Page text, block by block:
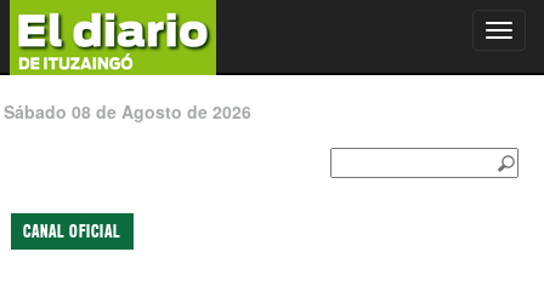
Sábado 08 de Agosto de 2026
CANAL OFICIAL